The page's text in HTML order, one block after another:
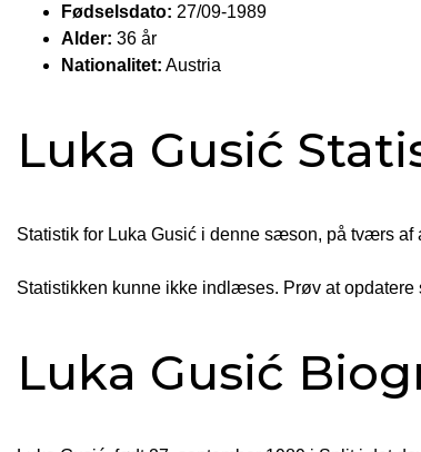
Fødselsdato: 27/09-1989
Alder: 36 år
Nationalitet: Austria
Luka Gusić
Statistik for Luka Gusić i denne sæson, på tværs af
Statistikken kunne ikke indlæses. Prøv at opdatere
Luka Gusić